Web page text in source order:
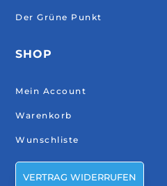
Der Grüne Punkt
SHOP
Mein Account
Warenkorb
Wunschliste
VERTRAG WIDERRUFEN